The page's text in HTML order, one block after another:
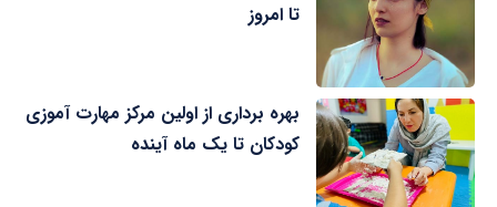
تا امروز
بهره برداری از اولین مرکز مهارت آموزی
کودکان تا یک ماه آینده